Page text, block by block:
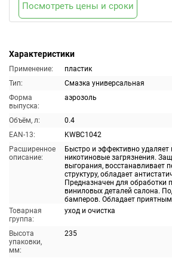
Характеристики
Применение:
пластик
Тип:
Смазка универсальная
Форма
выпуска:
аэрозоль
Объём, л:
0.4
EAN-13:
KWBC1042
Расширенное
описание:
Быстро и эффективно
никотиновые загрязнения.
выгорания, восстанавливает
структуру, обладает
Предназначен для обработки
виниловых деталей салона.
бамперов. Обладает
Товарная
группа:
уход и очистка
Высота
упаковки,
мм:
235
Посмотреть цены и сроки